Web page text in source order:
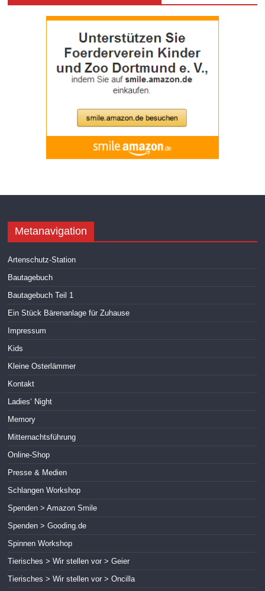
Metanavigation
Artenschutz-Station
Bautagebuch
Bautagebuch Teil 1
Ein Stück Bärenanlage für Zuhause
Impressum
Kids
Kleine Osterlämmer
Kontakt
Ladies‘ Night
Memory
Mitternachtsführung
Online-Shop
Presse & Medien
Schlangen Workshop
Spenden > Amazon Smile
Spenden > Gooding.de
Spinnen Workshop
Tierisches > Wir stellen vor > Geier
Tierisches > Wir stellen vor > Oncilla